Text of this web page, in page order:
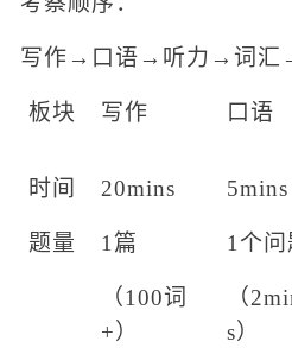
写作→口语→听力→词汇
板块 写作 口语
时间 20mins 5mins
题量 1篇
（100词
+）
1个问
（
s）